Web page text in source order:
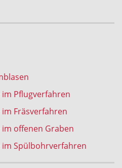
Pflugverfahren
Fräsverfahren
offenen Graben
Spülbohrverfahren